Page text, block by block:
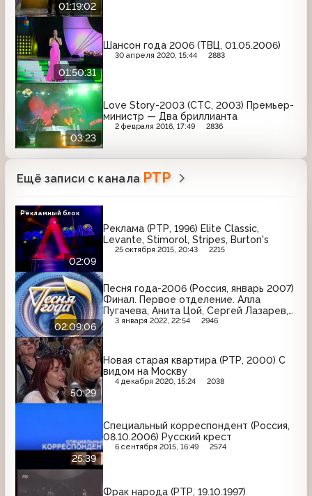
01:19:02
01:50:31
Шансон года 2006 (ТВЦ, 01.05.2006)
30 апреля 2020, 15:44 2883
03:23
Love Story-2003 (СТС, 2003) Премьер-
министр — Два бриллианта
2 февраля 2016, 17:49 2836
Ещё записи с канала РТР
02:09
Реклама (РТР, 1996) Elite Classic,
Levante, Stimorol, Stripes, Burton's
25 октября 2015, 20:43 2215
Рекламный блок
02:09:06
Песня года-2006 (Россия, январь 2007)
Финал. Первое отделение. Алла
Пугачева, Анита Цой, Сергей Лазарев,
Валерий Меладзе и др.
3 января 2022, 22:54 2946
50:29
Новая старая квартира (РТР, 2000) С
видом на Москву
4 декабря 2020, 15:24 2038
25:39
Специальный корреспондент (Россия,
08.10.2006) Русский крест
6 сентября 2015, 16:49 2574
Фрак народа (РТР, 19.10.1997)